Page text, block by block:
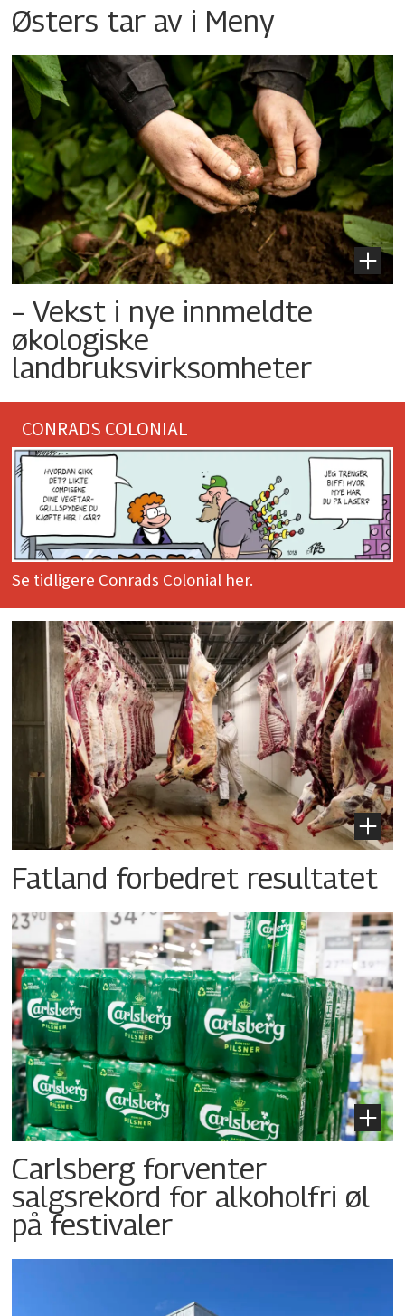
Østers tar av i Meny
– Vekst i nye innmeldte
økologiske
landbruksvirksomheter
CONRADS COLONIAL
Se tidligere Conrads Colonial her.
Fatland forbedret resultatet
Carlsberg forventer
salgsrekord for alkoholfri øl
på festivaler